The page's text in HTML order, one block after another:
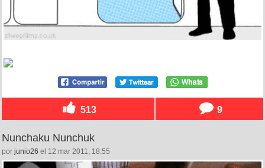
513 9
Nunchaku Nunchuk
por junio26 el 12 mar 2011, 18:55